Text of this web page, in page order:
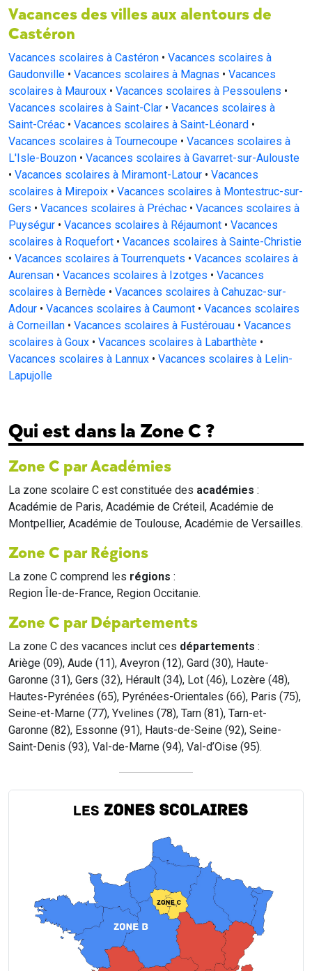
Vacances des villes aux alentours de
Castéron
Vacances scolaires à Castéron • Vacances scolaires à
Gaudonville • Vacances scolaires à Magnas • Vacances
scolaires à Mauroux • Vacances scolaires à Pessoulens •
Vacances scolaires à Saint-Clar • Vacances scolaires à
Saint-Créac • Vacances scolaires à Saint-Léonard •
Vacances scolaires à Tournecoupe • Vacances scolaires à
L'Isle-Bouzon • Vacances scolaires à Gavarret-sur-Aulouste
• Vacances scolaires à Miramont-Latour • Vacances
scolaires à Mirepoix • Vacances scolaires à Montestruc-sur-
Gers • Vacances scolaires à Préchac • Vacances scolaires à
Puységur • Vacances scolaires à Réjaumont • Vacances
scolaires à Roquefort • Vacances scolaires à Sainte-Christie
• Vacances scolaires à Tourrenquets • Vacances scolaires à
Aurensan • Vacances scolaires à Izotges • Vacances
scolaires à Bernède • Vacances scolaires à Cahuzac-sur-
Adour • Vacances scolaires à Caumont • Vacances scolaires
à Corneillan • Vacances scolaires à Fustérouau • Vacances
scolaires à Goux • Vacances scolaires à Labarthète •
Vacances scolaires à Lannux • Vacances scolaires à Lelin-
Lapujolle
Qui est dans la Zone C ?
Zone C par Académies
La zone scolaire C est constituée des académies :
Académie de Paris, Académie de Créteil, Académie de
Montpellier, Académie de Toulouse, Académie de Versailles.
Zone C par Régions
La zone C comprend les régions :
Region Île-de-France, Region Occitanie.
Zone C par Départements
La zone C des vacances inclut ces départements :
Ariège (09), Aude (11), Aveyron (12), Gard (30), Haute-
Garonne (31), Gers (32), Hérault (34), Lot (46), Lozère (48),
Hautes-Pyrénées (65), Pyrénées-Orientales (66), Paris (75),
Seine-et-Marne (77), Yvelines (78), Tarn (81), Tarn-et-
Garonne (82), Essonne (91), Hauts-de-Seine (92), Seine-
Saint-Denis (93), Val-de-Marne (94), Val-d’Oise (95).